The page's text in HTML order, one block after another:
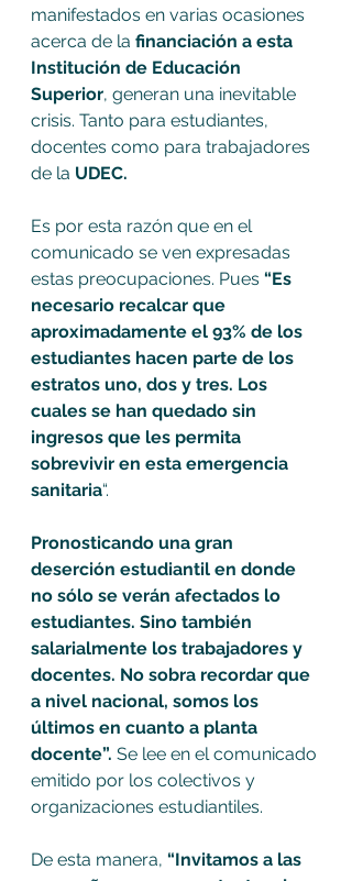
manifestados en varias ocasiones
acerca de la financiación a esta
Institución de Educación
Superior, generan una inevitable
crisis. Tanto para estudiantes,
docentes como para trabajadores
de la UDEC.
Es por esta razón que en el
comunicado se ven expresadas
estas preocupaciones. Pues “Es
necesario recalcar que
aproximadamente el 93% de los
estudiantes hacen parte de los
estratos uno, dos y tres. Los
cuales se han quedado sin
ingresos que les permita
sobrevivir en esta emergencia
sanitaria“.
Pronosticando una gran
deserción estudiantil en donde
no sólo se verán afectados lo
estudiantes. Sino también
salarialmente los trabajadores y
docentes. No sobra recordar que
a nivel nacional, somos los
últimos en cuanto a planta
docente”. Se lee en el comunicado
emitido por los colectivos y
organizaciones estudiantiles.
De esta manera, “Invitamos a las